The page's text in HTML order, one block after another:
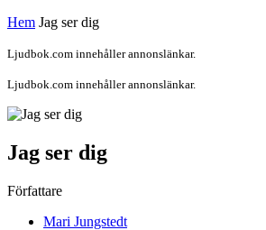
Hem Jag ser dig
Ljudbok.com innehåller annonslänkar.
Ljudbok.com innehåller annonslänkar.
Jag ser dig
Författare
Mari Jungstedt